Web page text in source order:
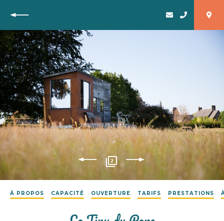
Retour
2
À PROPOS CAPACITÉ OUVERTURE TARIFS PRESTATIONS